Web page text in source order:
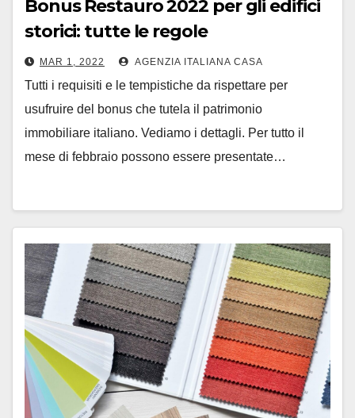
Bonus Restauro 2022 per gli edifici
storici: tutte le regole
MAR 1, 2022 AGENZIA ITALIANA CASA
Tutti i requisiti e le tempistiche da rispettare per
usufruire del bonus che tutela il patrimonio
immobiliare italiano. Vediamo i dettagli. Per tutto il
mese di febbraio possono essere presentate…